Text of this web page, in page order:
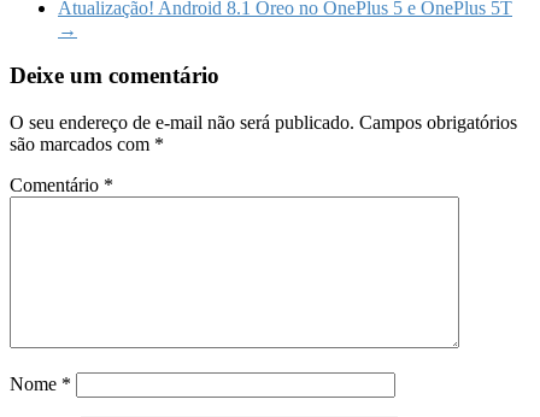
Atualização! Android 8.1 Oreo no OnePlus 5 e OnePlus 5T
→
Deixe um comentário
O seu endereço de e-mail não será publicado. Campos obrigatórios
são marcados com *
Comentário *
Nome *